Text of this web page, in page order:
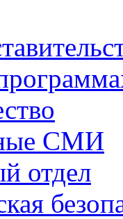
СМИ
отдел